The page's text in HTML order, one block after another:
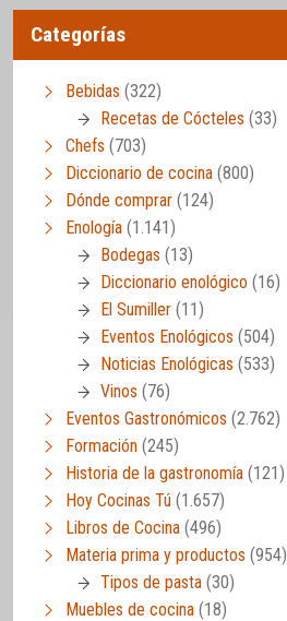
Categorías
Bebidas (322)
Recetas de Cócteles (33)
Chefs (703)
Diccionario de cocina (800)
Dónde comprar (124)
Enología (1.141)
Bodegas (13)
Diccionario enológico (16)
El Sumiller (11)
Eventos Enológicos (504)
Noticias Enológicas (533)
Vinos (76)
Eventos Gastronómicos (2.762)
Formación (245)
Historia de la gastronomía (121)
Hoy Cocinas Tú (1.657)
Libros de Cocina (496)
Materia prima y productos (954)
Tipos de pasta (30)
Muebles de cocina (18)